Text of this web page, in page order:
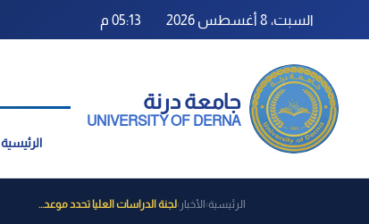
السبت، 8 أغسطس 2026 05:13 م
جامعة درنة
UNIVERSITY OF DERNA
الرئيسية
الرئيسية› الأخبار ›لجنة الدراسات العليا تحدد موعد...